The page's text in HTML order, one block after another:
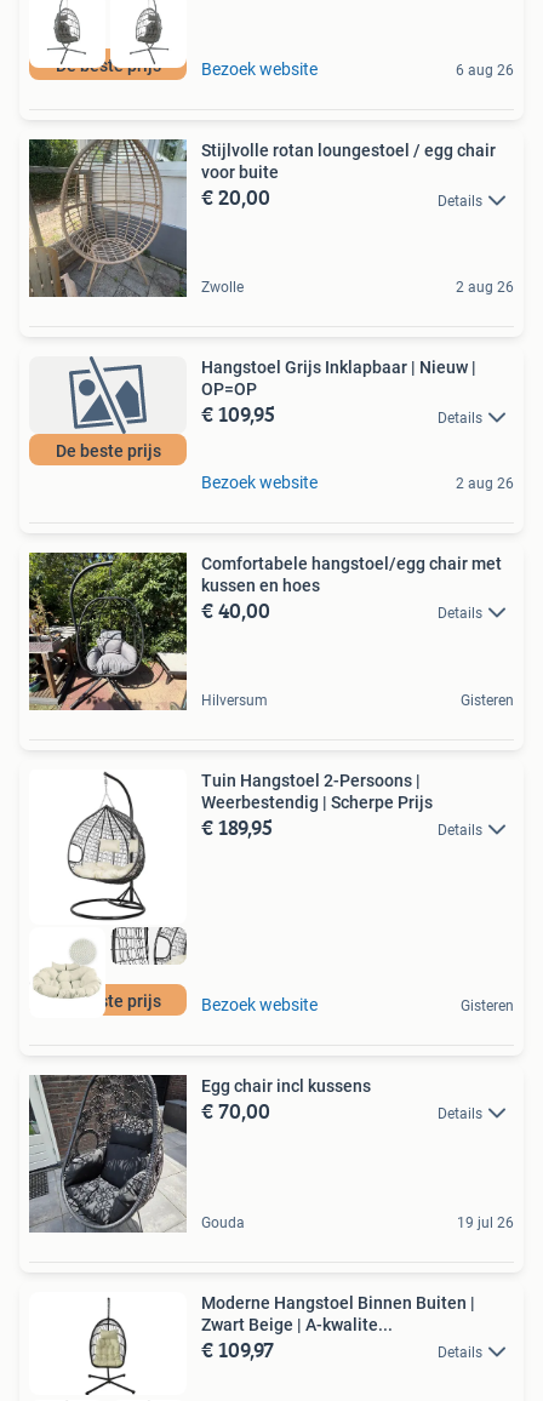
De beste prijs Bezoek website 6 aug 26
Stijlvolle rotan loungestoel / egg chair
voor buite
€ 20,00 Details
Zwolle 2 aug 26
De beste prijs
Hangstoel Grijs Inklapbaar | Nieuw |
OP=OP
€ 109,95 Details
Bezoek website 2 aug 26
Comfortabele hangstoel/egg chair met
kussen en hoes
€ 40,00 Details
Hilversum Gisteren
De beste prijs
Tuin Hangstoel 2-Persoons |
Weerbestendig | Scherpe Prijs
€ 189,95 Details
Bezoek website Gisteren
Egg chair incl kussens
€ 70,00 Details
Gouda 19 jul 26
Moderne Hangstoel Binnen Buiten |
Zwart Beige | A-kwalite...
€ 109,97 Details